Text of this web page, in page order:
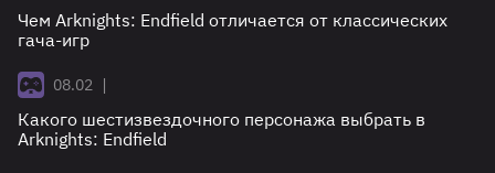
Чем Arknights: Endfield отличается от классических
гача-игр
08.02 |
Какого шестизвездочного персонажа выбрать в
Arknights: Endfield